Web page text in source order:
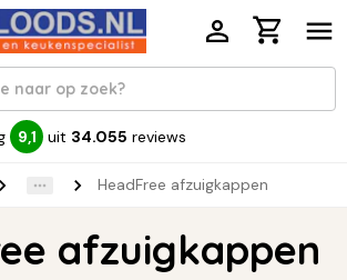
9,1 uit 34.055 reviews
HeadFree afzuigkappen
afzuigkappen